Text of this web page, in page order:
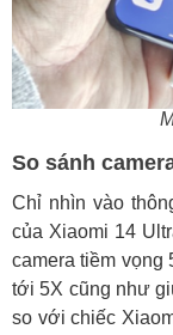
So sánh
Chỉ nhìn vào
của Xiaomi 14
camera tiềm vọng
tới 5X cũng như
so với chiếc